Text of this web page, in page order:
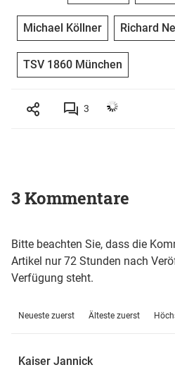
Michael Köllner Richard
TSV 1860 München
3
3 Kommentare
Bitte beachten Sie, dass die
Artikel nur 72 Stunden nach
Verfügung steht.
Neueste zuerst Älteste zuerst
Kaiser Jannick